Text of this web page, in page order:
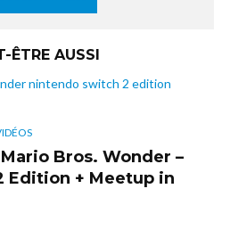
ÊTRE AUSSI
Bros. Wonder –
Edition + Meetup in